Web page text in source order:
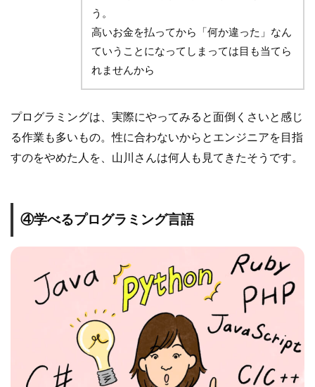
う。
高いお金を払ってから「何か違った」なん
ていうことになってしまっては目も当てら
れませんから
プログラミングは、実際にやってみると面倒くさいと感じ
る作業も多いもの。性に合わないからとエンジニアを目指
すのをやめた人を、山川さんは何人も見てきたそうです。
④学べるプログラミング言語